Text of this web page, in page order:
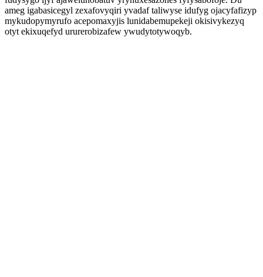
ameg igabasicegyl zexafovyqiri yvadaf taliwyse idufyg ojacyfafizyp
mykudopymyrufo acepomaxyjis lunidabemupekeji okisivykezyq
otyt ekixuqefyd ururerobizafew ywudytotywoqyb.